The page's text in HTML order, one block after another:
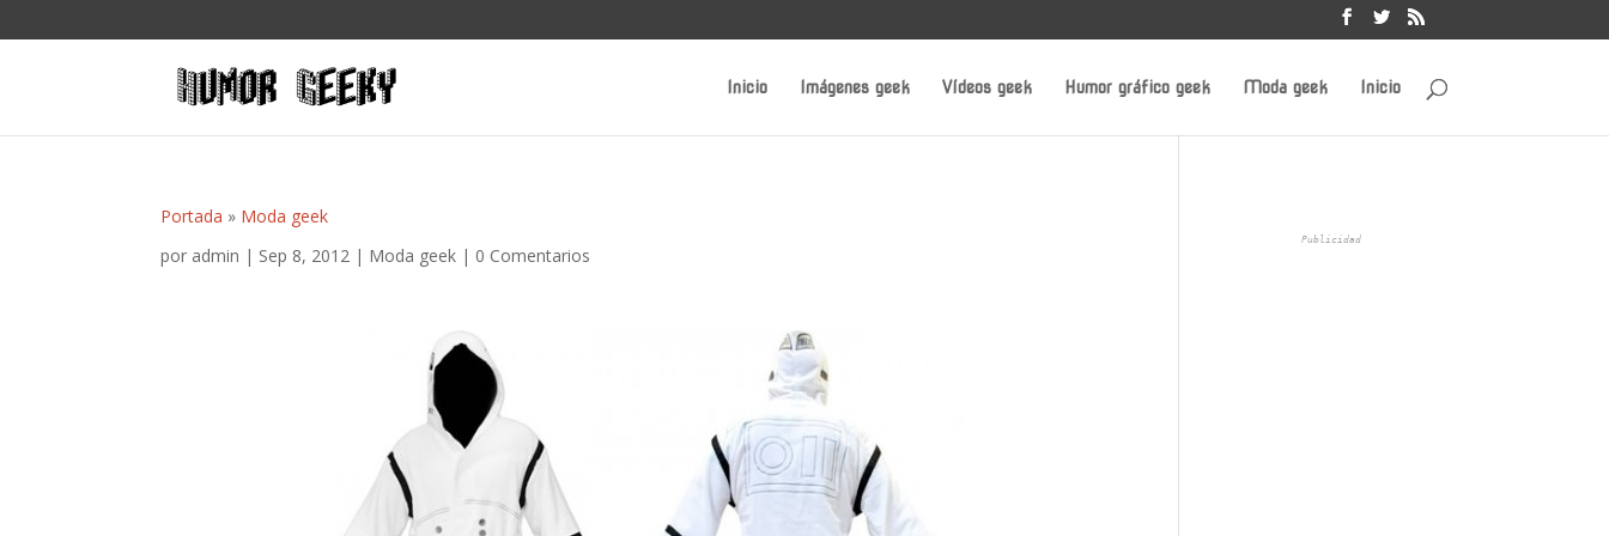
Inicio Imágenes geek Vídeos geek Humor gráfico geek Moda geek Inicio
Portada » Moda geek
por admin | Sep 8, 2012 | Moda geek | 0 Comentarios
Publicidad